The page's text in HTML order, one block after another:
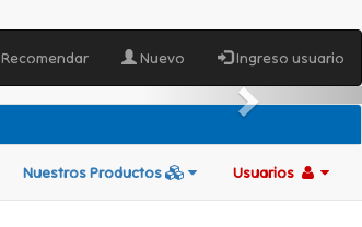
Recomendar Nuevo Ingreso usuario
Nuestros Productos Usuarios